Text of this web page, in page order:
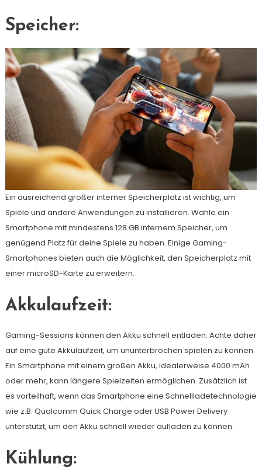
Speicher:
Ein ausreichend großer interner Speicherplatz ist wichtig, um
Spiele und andere Anwendungen zu installieren. Wähle ein
Smartphone mit mindestens 128 GB internem Speicher, um
genügend Platz für deine Spiele zu haben. Einige Gaming-
Smartphones bieten auch die Möglichkeit, den Speicherplatz mit
einer microSD-Karte zu erweitern.
Akkulaufzeit:
Gaming-Sessions können den Akku schnell entladen. Achte daher
auf eine gute Akkulaufzeit, um ununterbrochen spielen zu können.
Ein Smartphone mit einem großen Akku, idealerweise 4000 mAh
oder mehr, kann längere Spielzeiten ermöglichen. Zusätzlich ist
es vorteilhaft, wenn das Smartphone eine Schnellladetechnologie
wie z.B. Qualcomm Quick Charge oder USB Power Delivery
unterstützt, um den Akku schnell wieder aufladen zu können.
Kühlung: